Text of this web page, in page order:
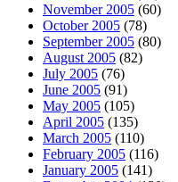
November 2005 (60)
October 2005 (78)
September 2005 (80)
August 2005 (82)
July 2005 (76)
June 2005 (91)
May 2005 (105)
April 2005 (135)
March 2005 (110)
February 2005 (116)
January 2005 (141)